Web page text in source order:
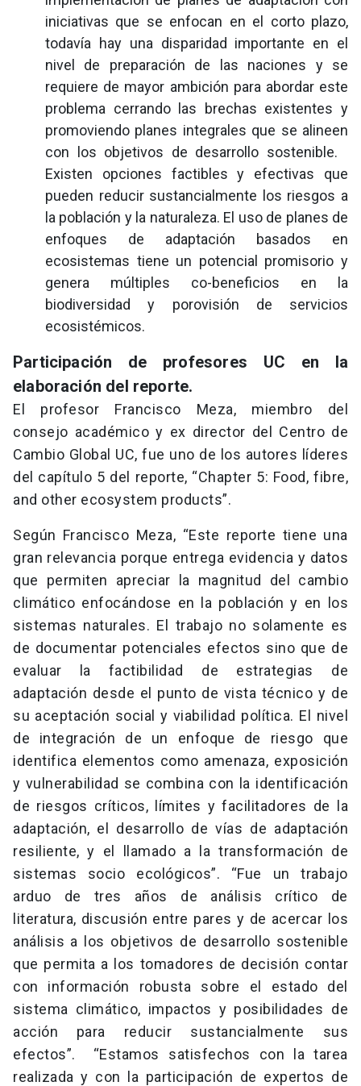
iniciativas que se enfocan en el corto plazo,
todavía hay una disparidad importante en el
nivel de preparación de las naciones y se
requiere de mayor ambición para abordar este
problema cerrando las brechas existentes y
promoviendo planes integrales que se alineen
con los objetivos de desarrollo sostenible.
Existen opciones factibles y efectivas que
pueden reducir sustancialmente los riesgos a
la población y la naturaleza. El uso de planes de
enfoques de adaptación basados en
ecosistemas tiene un potencial promisorio y
genera múltiples co-beneficios en la
biodiversidad y porovisión de servicios
ecosistémicos.
Participación de profesores UC en la
elaboración del reporte.
El profesor Francisco Meza, miembro del
consejo académico y ex director del Centro de
Cambio Global UC, fue uno de los autores líderes
del capítulo 5 del reporte, “Chapter 5: Food, fibre,
and other ecosystem products”.
Según Francisco Meza, “Este reporte tiene una
gran relevancia porque entrega evidencia y datos
que permiten apreciar la magnitud del cambio
climático enfocándose en la población y en los
sistemas naturales. El trabajo no solamente es
de documentar potenciales efectos sino que de
evaluar la factibilidad de estrategias de
adaptación desde el punto de vista técnico y de
su aceptación social y viabilidad política. El nivel
de integración de un enfoque de riesgo que
identifica elementos como amenaza, exposición
y vulnerabilidad se combina con la identificación
de riesgos críticos, límites y facilitadores de la
adaptación, el desarrollo de vías de adaptación
resiliente, y el llamado a la transformación de
sistemas socio ecológicos”. “Fue un trabajo
arduo de tres años de análisis crítico de
literatura, discusión entre pares y de acercar los
análisis a los objetivos de desarrollo sostenible
que permita a los tomadores de decisión contar
con información robusta sobre el estado del
sistema climático, impactos y posibilidades de
acción para reducir sustancialmente sus
efectos”. “Estamos satisfechos con la tarea
realizada y con la participación de expertos de